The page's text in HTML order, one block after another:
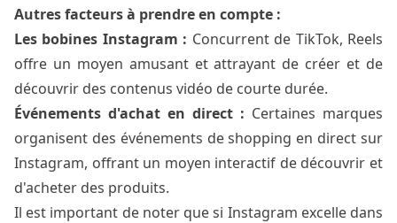
Autres facteurs à prendre en compte :
Les bobines Instagram : Concurrent de TikTok, Reels
offre un moyen amusant et attrayant de créer et de
découvrir des contenus vidéo de courte durée.
Événements d'achat en direct : Certaines marques
organisent des événements de shopping en direct sur
Instagram, offrant un moyen interactif de découvrir et
d'acheter des produits.
Il est important de noter que si Instagram excelle dans